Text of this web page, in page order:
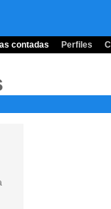
contadas Perfiles